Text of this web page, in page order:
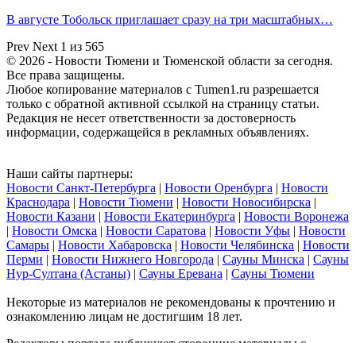
В августе Тобольск приглашает сразу на три масштабных…
Prev Next 1 из 565
© 2026 - Новости Тюмени и Тюменской области за сегодня.
Все права защищены.
Любое копирование материалов с Tumen1.ru разрешается
только с обратной активной ссылкой на страницу статьи.
Редакция не несет ответственности за достоверность
информации, содержащейся в рекламных объявлениях.
Наши сайты партнеры:
Новости Санкт-Петербурга | Новости Оренбурга | Новости
Краснодара | Новости Тюмени | Новости Новосибирска |
Новости Казани | Новости Екатеринбурга | Новости Воронежа
| Новости Омска | Новости Саратова | Новости Уфы | Новости
Самары | Новости Хабаровска | Новости Челябинска | Новости
Перми | Новости Нижнего Новгорода | Сауны Минска | Сауны
Нур-Султана (Астаны) | Сауны Еревана | Сауны Тюмени
Некоторые из материалов не рекомендованы к прочтению и
ознакомлению лицам не достигшим 18 лет.